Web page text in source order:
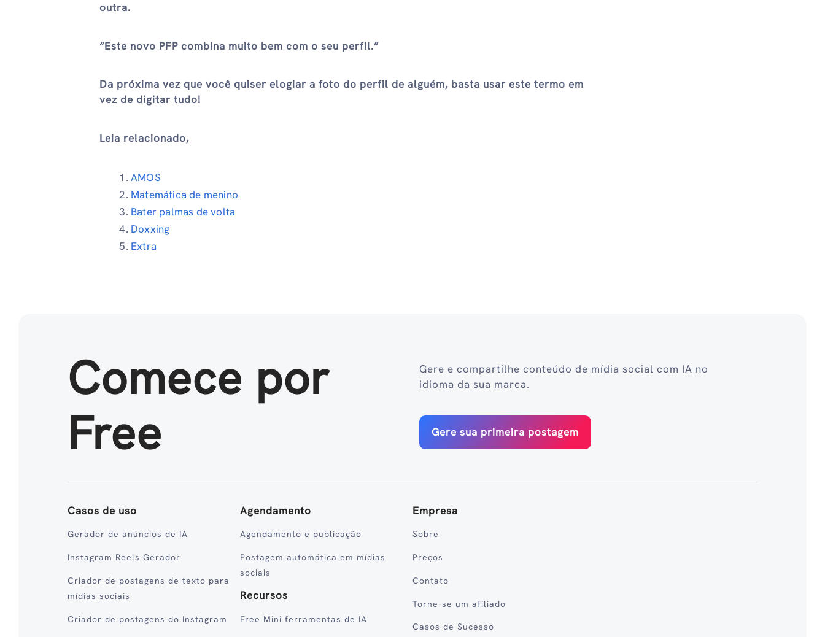
outra.
“Este novo PFP combina muito bem com o seu perfil.”
Da próxima vez que você quiser elogiar a foto do perfil de alguém, basta usar este termo em
vez de digitar tudo!
Leia relacionado,
AMOS
Matemática de menino
Bater palmas de volta
Doxxing
Extra
Comece por
Free
Gere e compartilhe conteúdo de mídia social com IA no
idioma da sua marca.
Gere sua primeira postagem
Casos de uso
Gerador de anúncios de IA
Instagram Reels Gerador
Criador de postagens de texto para
mídias sociais
Criador de postagens do Instagram
Agendamento
Agendamento e publicação
Postagem automática em mídias
sociais
Recursos
Free Mini ferramentas de IA
Empresa
Sobre
Preços
Contato
Torne-se um afiliado
Casos de Sucesso